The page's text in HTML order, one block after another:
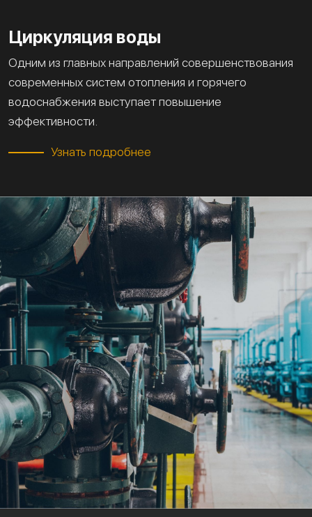
Циркуляция воды
Одним из главных направлений совершенствования
современных систем отопления и горячего
водоснабжения выступает повышение
эффективности.
Узнать подробнее